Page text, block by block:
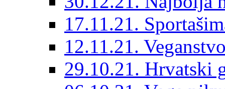
17.11.21.
12.11.21.
29.10.21. Hrvatski